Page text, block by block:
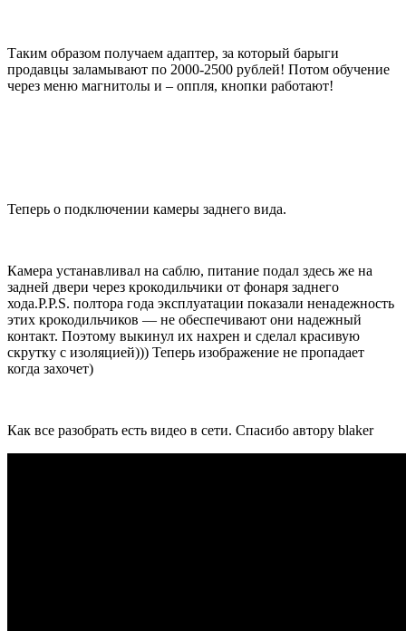
Таким образом получаем адаптер, за который барыги
продавцы заламывают по 2000-2500 рублей! Потом обучение
через меню магнитолы и – оппля, кнопки работают!
Теперь о подключении камеры заднего вида.
Камера устанавливал на саблю, питание подал здесь же на
задней двери через крокодильчики от фонаря заднего
хода.P.P.S. полтора года эксплуатации показали ненадежность
этих крокодильчиков — не обеспечивают они надежный
контакт. Поэтому выкинул их нахрен и сделал красивую
скрутку с изоляцией))) Теперь изображение не пропадает
когда захочет)
Как все разобрать есть видео в сети. Спасибо автору blaker